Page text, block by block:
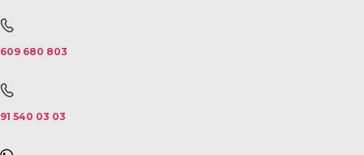
609 680 803
91 540 03 03